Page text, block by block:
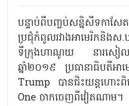
បន្ទាប់ពីបញ្ចប់សន្និសីទកាសែ
ប្រជុំកំពូលរវាងអាមេរិកនិងស
ទីក្រុងហាណូយ នារសៀល
ឆ្នាំ២០១៩ ប្រធានាធិបតីអ
Trump បានជិះយន្តហោ
One ចាកចេញពីវៀតណាម។